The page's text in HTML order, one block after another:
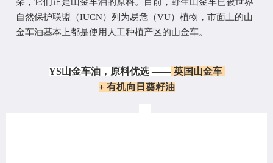
自然保护联盟（IUCN） 列为易危 （VU）植物，市面上的山
金车油基本上都是使用人工种植产区的山金车。
YS山金车油，原料优选 ——英国山金车
+ 有机向日葵籽油